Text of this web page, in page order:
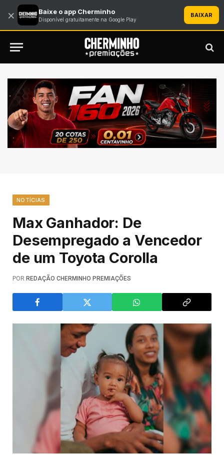
NOTÍCIAS
Max Ganhador: De
Desempregado a Vencedor
de um Toyota Corolla
POR REDAÇÃO CHERMINHO PREMIAÇÕES
× Baixe o app Cherminho
Disponível gratuitamente na Google Play
BAIXAR